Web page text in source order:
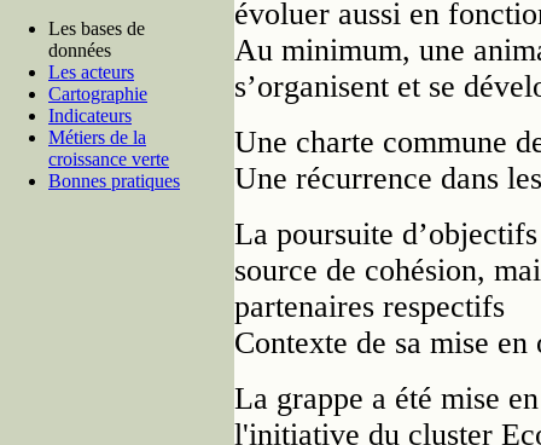
Les bases de
données
Les acteurs
Cartographie
Indicateurs
Métiers de la
croissance verte
Bonnes pratiques
évoluer aussi en
Au minimum, une
s’organisent et se
Une charte commune
Une récurrence dans
La poursuite
source de cohésion,
partenaires respectifs
Contexte de sa mise en
La grappe a été mise
l'initiative du cluster